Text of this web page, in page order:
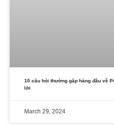
10 câu hỏi thường gặp hàng đầu về
lời
March 29, 2024